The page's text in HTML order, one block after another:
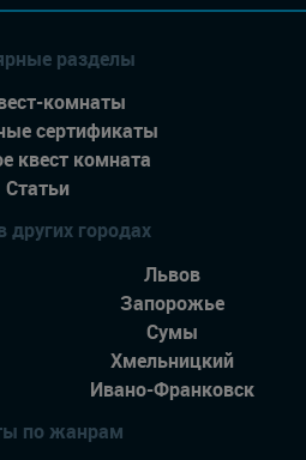
разделы
комнаты
сертификаты
квест комната
Статьи
других городах
Львов
Запорожье
Сумы
Хмельницкий
Ивано-Франковск
по жанрам